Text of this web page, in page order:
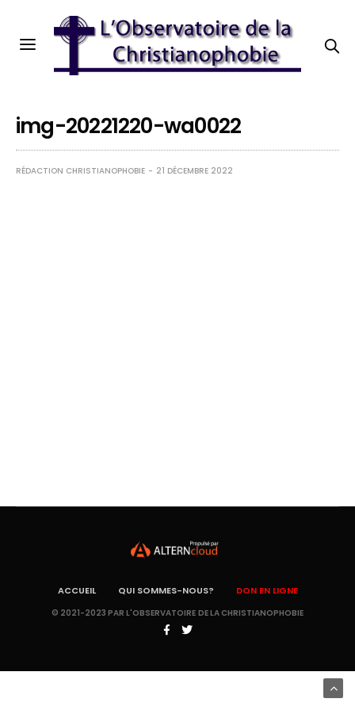
img-20221220-wa0022
RÉDACTION CHRISTIANOPHOBIE 21 DÉCEMBRE 2022
ACCUEIL QUI SOMMES-NOUS? DON EN LIGNE
© 2021-2023 PAR L'OBSERVATOIRE DE LA CHRISTIANOPHOBIE